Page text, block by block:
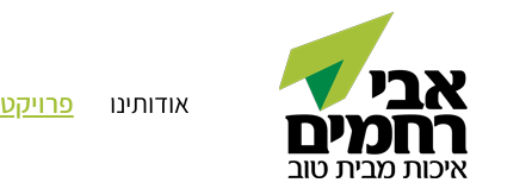
אודותינו